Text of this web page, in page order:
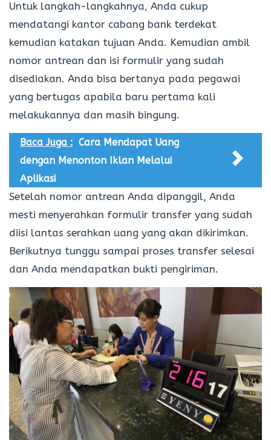
Untuk langkah-langkahnya, Anda cukup
mendatangi kantor cabang bank terdekat
kemudian katakan tujuan Anda. Kemudian ambil
nomor antrean dan isi formulir yang sudah
disediakan. Anda bisa bertanya pada pegawai
yang bertugas apabila baru pertama kali
melakukannya dan masih bingung.
Baca Juga : Cara Mendapat Uang
dengan Menonton Iklan Melalui
Aplikasi
Setelah nomor antrean Anda dipanggil, Anda
mesti menyerahkan formulir transfer yang sudah
diisi lantas serahkan uang yang akan dikirimkan.
Berikutnya tunggu sampai proses transfer selesai
dan Anda mendapatkan bukti pengiriman.